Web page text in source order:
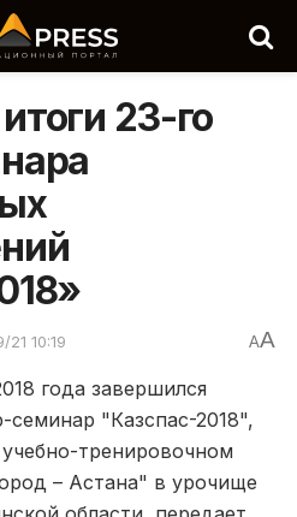
23-го
21 10:19 AA
года завершился
семинар "Казспас-2018",
тренировочном
– Астана" в урочище